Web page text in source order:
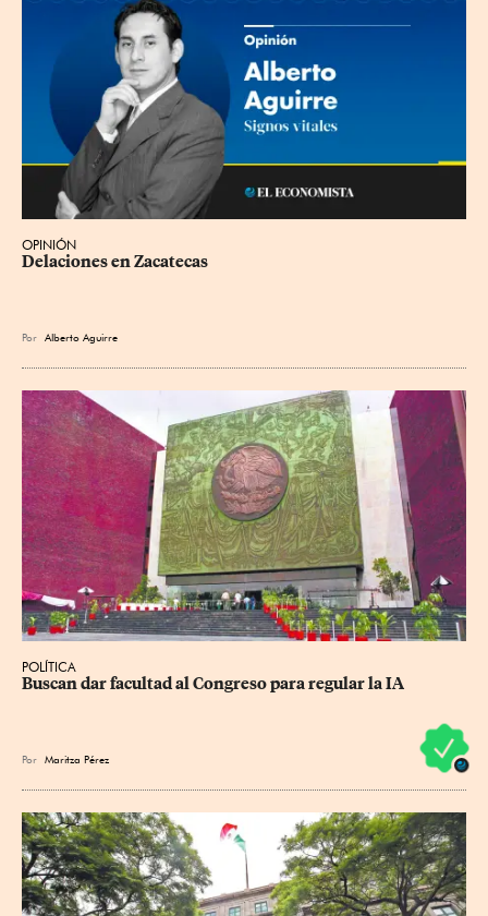
OPINIÓN
Delaciones en Zacatecas
Por Alberto Aguirre
POLÍTICA
Buscan dar facultad al Congreso para regular la IA
Por Maritza Pérez